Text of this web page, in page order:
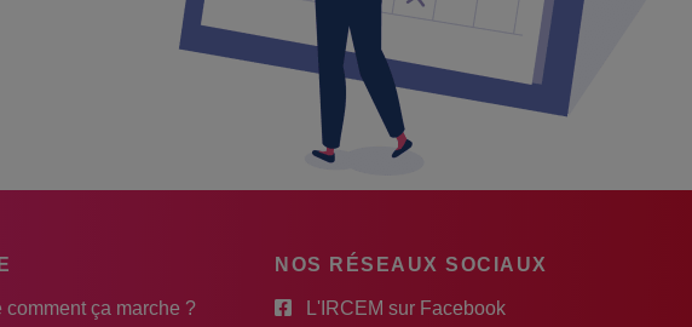
comment ça marche ?
NOS RÉSEAUX SOCIAUX
L'IRCEM sur Facebook